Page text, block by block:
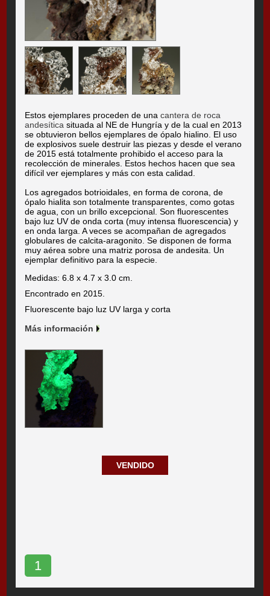
Estos ejemplares proceden de unacantera de roca
andesítica situada al NE de Hungría y de la cual en 2013
se obtuvieron bellos ejemplares de ópalo hialino. El uso
de explosivos suele destruir las piezas y desde el verano
de 2015 está totalmente prohibido el acceso para la
recolección de minerales. Estos hechos hacen que sea
difícil ver ejemplares y más con esta calidad.
Los agregados botrioidales, en forma de corona, de
ópalo hialita son totalmente transparentes, como gotas
de agua, con un brillo excepcional. Son fluorescentes
bajo luz UV de onda corta (muy intensa fluorescencia) y
en onda larga. A veces se acompañan de agregados
globulares de calcita-aragonito. Se disponen de forma
muy aérea sobre una matriz porosa de andesita. Un
ejemplar definitivo para la especie.
Medidas: 6.8 x 4.7 x 3.0 cm.
Encontrado en 2015.
Fluorescente bajo luz UV larga y corta
Más información
VENDIDO
1